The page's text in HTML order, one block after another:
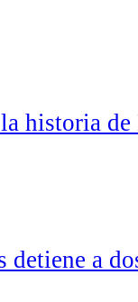
historia
detiene a